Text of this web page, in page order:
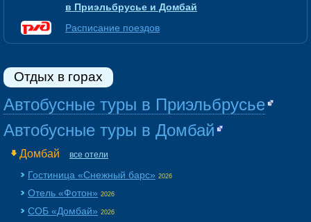
в Приэльбрусье и Домбай
Расписание поездов
Отдых в горах
Автобусные туры в Приэльбрусье
Автобусные туры в Домбай
Домбай все отели
Гостиница «Снежный барс» 2026
Отель «Фотон» 2026
СОБ «Домбай» 2026